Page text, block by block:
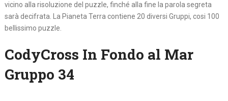
vicino alla risoluzione del puzzle, finché alla fine la parola segreta
sarà decifrata. La Pianeta Terra contiene 20 diversi Gruppi, cosi 100
bellissimo puzzle.
CodyCross In Fondo al Mar
Gruppo 34